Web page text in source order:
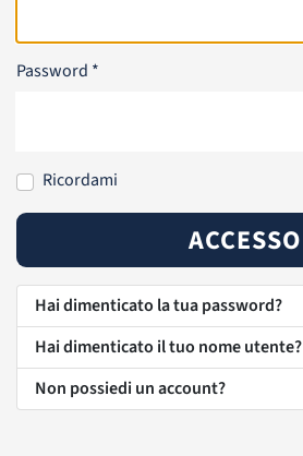
Password *
Ricordami
ACCESSO
Hai dimenticato la tua password?
Hai dimenticato il tuo nome utente?
Non possiedi un account?